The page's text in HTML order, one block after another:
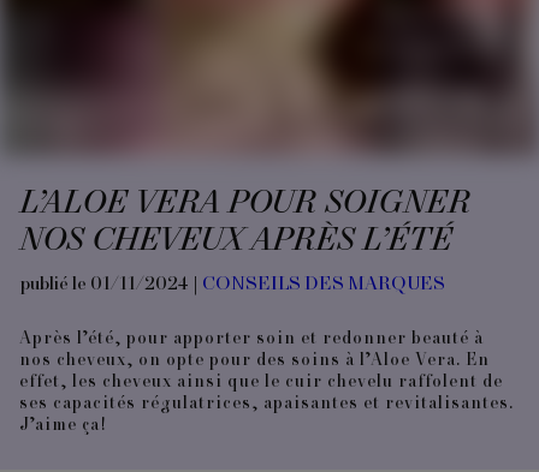
L’ALOE VERA POUR SOIGNER
NOS CHEVEUX APRÈS L’ÉTÉ
publié le 01/11/2024 | CONSEILS DES MARQUES
Après l’été, pour apporter soin et redonner beauté à
nos cheveux, on opte pour des soins à l’Aloe Vera. En
effet, les cheveux ainsi que le cuir chevelu raffolent de
ses capacités régulatrices, apaisantes et revitalisantes.
J’aime ça!